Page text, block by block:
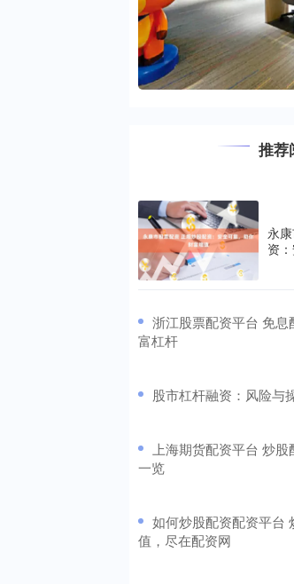
推荐
永
资
浙江股票配资平台 免
富杠杆
股市杠杆融资：风险与
上海期货配资平台 炒
一览
如何炒股配资配资平台
值，尽在配资网